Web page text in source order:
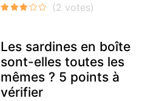
Les sardines en boîte
sont-elles toutes les
mêmes ? 5 points à
vérifier